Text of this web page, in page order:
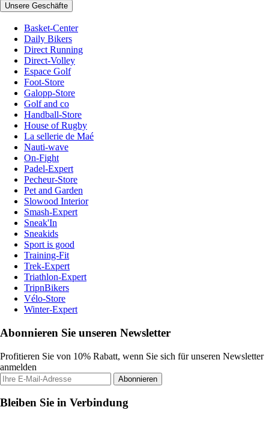
Unsere Geschäfte
Basket-Center
Daily Bikers
Direct Running
Direct-Volley
Espace Golf
Foot-Store
Galopp-Store
Golf and co
Handball-Store
House of Rugby
La sellerie de Maé
Nauti-wave
On-Fight
Padel-Expert
Pecheur-Store
Pet and Garden
Slowood Interior
Smash-Expert
Sneak'In
Sneakids
Sport is good
Training-Fit
Trek-Expert
Triathlon-Expert
TripnBikers
Vélo-Store
Winter-Expert
Abonnieren Sie unseren Newsletter
Profitieren Sie von 10% Rabatt, wenn Sie sich für unseren Newsletter
anmelden
Abonnieren
Bleiben Sie in Verbindung